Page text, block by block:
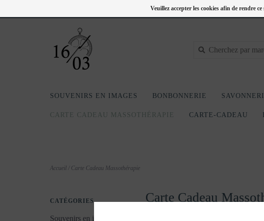
Se connecter
SOUVENIRS EN IMAGES BONBONNERIE
CARTE CADEAU MASSOTHÉRAPIE CARTE-CADEAU
Accueil Carte Cadeau Massothérapie
CATÉGORIES
Souvenirs en images
Carte Cadeau
Veuillez accepter les cookies afin de rendre